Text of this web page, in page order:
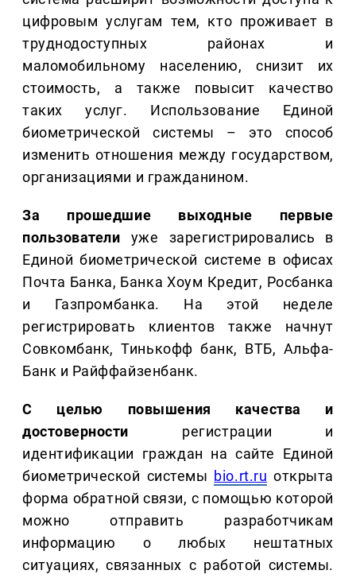
цифровым услугам тем, кто проживает в
труднодоступных районах и
маломобильному населению, снизит их
стоимость, а также повысит качество
таких услуг. Использование Единой
биометрической системы – это способ
изменить отношения между государством,
организациями и гражданином.
За прошедшие выходные первые
пользователи уже зарегистрировались в
Единой биометрической системе в офисах
Почта Банка, Банка Хоум Кредит, Росбанка
и Газпромбанка. На этой неделе
регистрировать клиентов также начнут
Совкомбанк, Тинькофф банк, ВТБ, Альфа-
Банк и Райффайзенбанк.
С целью повышения качества и
достоверности регистрации и
идентификации граждан на сайте Единой
биометрической системы bio.rt.ru открыта
форма обратной связи, с помощью которой
можно отправить разработчикам
информацию о любых нештатных
ситуациях, связанных с работой системы.